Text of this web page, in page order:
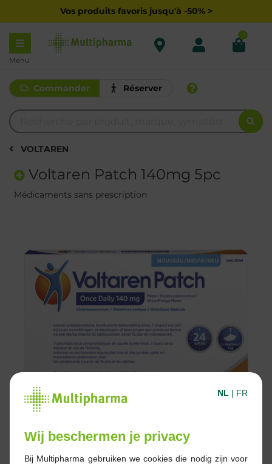
Vos produits favoris jusqu'à -50% >
Menu
0
Commander Réserver
VOLTAREN
Voltaren Patch 140mg 5pc
Médicaments sans prescription
NL | FR
Wij beschermen je privacy
Bij Multipharma gebruiken we cookies die nodig zijn voor